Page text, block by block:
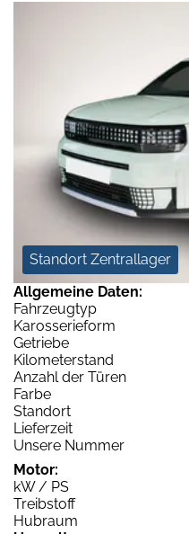
Standort Zentrallager
Allgemeine Daten:
Fahrzeugtyp
Karosserieform
Getriebe
Kilometerstand
Anzahl der Türen
Farbe
Standort
Lieferzeit
Unsere Nummer
Motor:
kW / PS
Treibstoff
Hubraum